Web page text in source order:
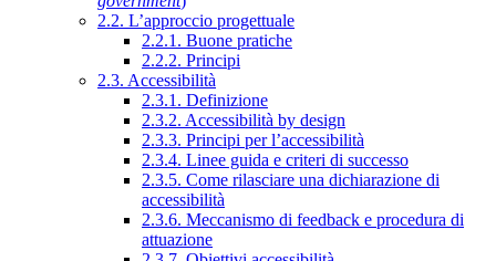
2.2. L’approccio progettuale
2.2.1. Buone pratiche
2.2.2. Principi
2.3. Accessibilità
2.3.1. Definizione
2.3.2. Accessibilità by design
2.3.3. Principi per l’accessibilità
2.3.4. Linee guida e criteri di successo
2.3.5. Come rilasciare una dichiarazione di
accessibilità
2.3.6. Meccanismo di feedback e procedura di
attuazione